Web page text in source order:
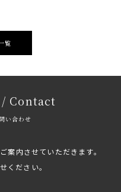
覧
Contact
い合わせ
案内させていただきます。
ください。